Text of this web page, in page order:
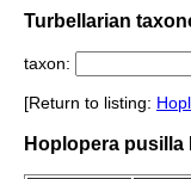
Turbellarian
taxon:
[Return to listing:
Hoplopera pusilla